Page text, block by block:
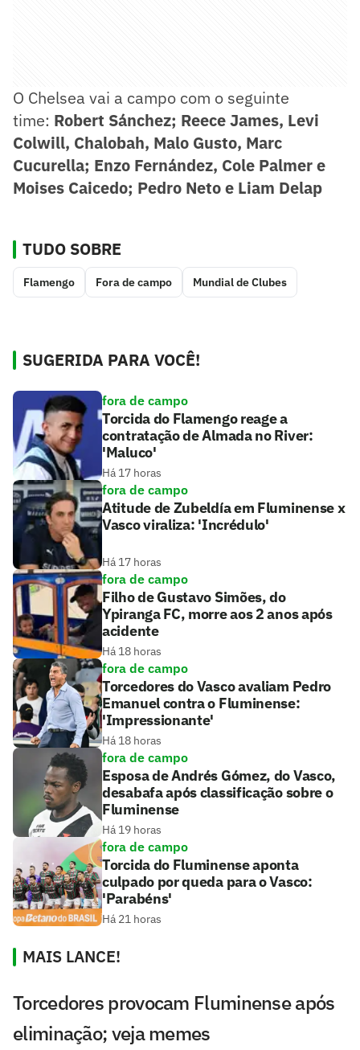
O Chelsea vai a campo com o seguinte
time: Robert Sánchez; Reece James, Levi
Colwill, Chalobah, Malo Gusto, Marc
Cucurella; Enzo Fernández, Cole Palmer e
Moises Caicedo; Pedro Neto e Liam Delap
TUDO SOBRE
Flamengo Fora de campo Mundial de Clubes
SUGERIDA PARA VOCÊ!
fora de campo
Torcida do Flamengo reage a
contratação de Almada no River:
'Maluco'
Há 17 horas
fora de campo
Atitude de Zubeldía em Fluminense x
Vasco viraliza: 'Incrédulo'
Há 17 horas
fora de campo
Filho de Gustavo Simões, do
Ypiranga FC, morre aos 2 anos após
acidente
Há 18 horas
fora de campo
Torcedores do Vasco avaliam Pedro
Emanuel contra o Fluminense:
'Impressionante'
Há 18 horas
fora de campo
Esposa de Andrés Gómez, do Vasco,
desabafa após classificação sobre o
Fluminense
Há 19 horas
fora de campo
Torcida do Fluminense aponta
culpado por queda para o Vasco:
'Parabéns'
Há 21 horas
MAIS LANCE!
Torcedores provocam Fluminense após
eliminação; veja memes